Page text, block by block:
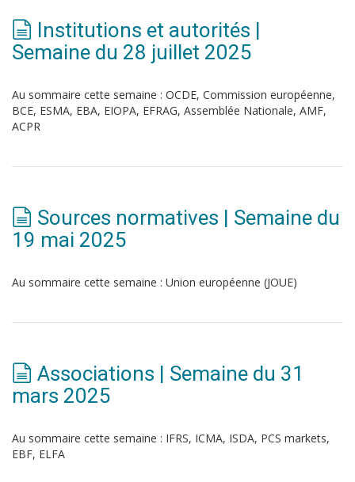
Institutions et autorités |
Semaine du 28 juillet 2025
Au sommaire cette semaine : OCDE, Commission européenne,
BCE, ESMA, EBA, EIOPA, EFRAG, Assemblée Nationale, AMF,
ACPR
Sources normatives | Semaine du
19 mai 2025
Au sommaire cette semaine : Union européenne (JOUE)
Associations | Semaine du 31
mars 2025
Au sommaire cette semaine : IFRS, ICMA, ISDA, PCS markets,
EBF, ELFA